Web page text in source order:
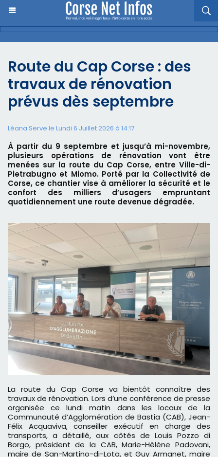
Route du Cap Corse : des
travaux de rénovation
prévus dès septembre
Léana Serve le Lundi 6 Juillet 2026 à 14:17
À partir du 9 septembre et jusqu’à mi-novembre,
plusieurs opérations de rénovation vont être
menées sur la route du Cap Corse, entre Ville-di-
Pietrabugno et Miomo. Porté par la Collectivité de
Corse, ce chantier vise à améliorer la sécurité et le
confort des milliers d’usagers empruntant
quotidiennement une route devenue dégradée.
La route du Cap Corse va bientôt connaître des
travaux de rénovation. Lors d’une conférence de presse
organisée ce lundi matin dans les locaux de la
Communauté d’Agglomération de Bastia (CAB), Jean-
Félix Acquaviva, conseiller exécutif en charge des
transports, a détaillé, aux côtés de Louis Pozzo di
Borgo, président de la CAB, Marie-Hélène Padovani,
maire de San-Martino-di-Lota, et Guy Armanet, maire